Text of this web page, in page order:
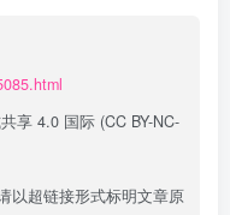
享 4.0 国际 (CC BY-NC-
以超链接形式标明文章原